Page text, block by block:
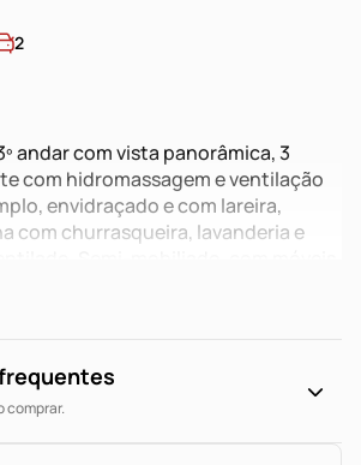
2
andar com vista panorâmica, 3
com hidromassagem e ventilação
envidraçado e com lareira,
com churrasqueira, lavanderia e
instalados. Possui 2 vagas
no bairro Petrópolis.
comprar.